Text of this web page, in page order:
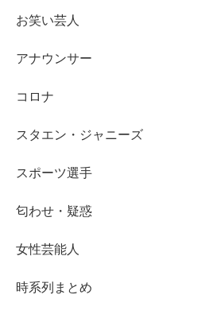
お笑い芸人
アナウンサー
コロナ
スタエン・ジャニーズ
スポーツ選手
匂わせ・疑惑
女性芸能人
時系列まとめ